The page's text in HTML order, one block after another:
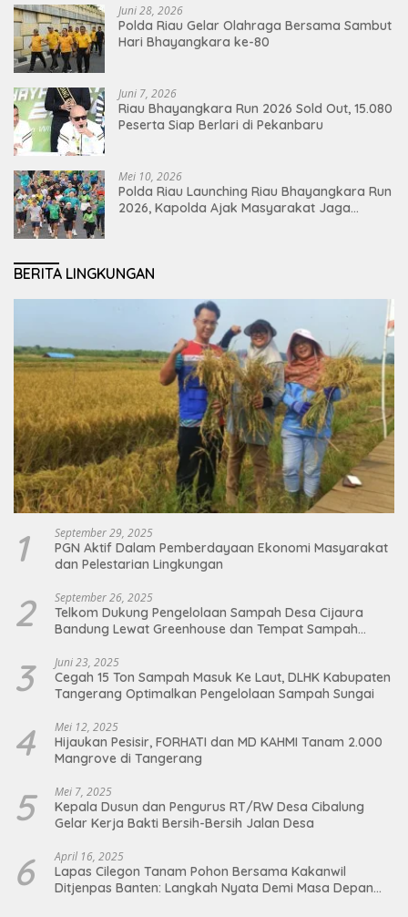
Juni 28, 2026
Polda Riau Gelar Olahraga Bersama Sambut
Hari Bhayangkara ke-80
Juni 7, 2026
Riau Bhayangkara Run 2026 Sold Out, 15.080
Peserta Siap Berlari di Pekanbaru
Mei 10, 2026
Polda Riau Launching Riau Bhayangkara Run
2026, Kapolda Ajak Masyarakat Jaga
BERITA LINGKUNGAN
1 September 29, 2025
PGN Aktif Dalam Pemberdayaan Ekonomi Masyarakat
dan Pelestarian Lingkungan
2 September 26, 2025
Telkom Dukung Pengelolaan Sampah Desa Cijaura
Bandung Lewat Greenhouse dan Tempat Sampah
3 Juni 23, 2025
Cegah 15 Ton Sampah Masuk Ke Laut, DLHK Kabupaten
Tangerang Optimalkan Pengelolaan Sampah Sungai
4 Mei 12, 2025
Hijaukan Pesisir, FORHATI dan MD KAHMI Tanam 2.000
Mangrove di Tangerang
5 Mei 7, 2025
Kepala Dusun dan Pengurus RT/RW Desa Cibalung
Gelar Kerja Bakti Bersih-Bersih Jalan Desa
6 April 16, 2025
Lapas Cilegon Tanam Pohon Bersama Kakanwil
Ditjenpas Banten: Langkah Nyata Demi Masa Depan